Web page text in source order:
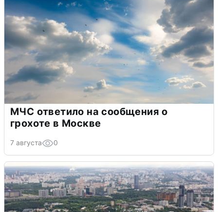
МЧС ответило на сообщения о
грохоте в Москве
7 августа 0